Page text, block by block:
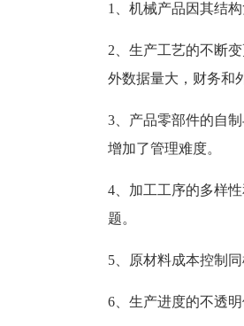
塑胶加工
智能制造
查看更多>
1、机械产品因其结
2、生产工艺的不断
外数据量大，财务和
3、产品零部件的自
增加了管理难度。
4、加工工序的多样
题。
5、原材料成本控制
6、生产进度的不透